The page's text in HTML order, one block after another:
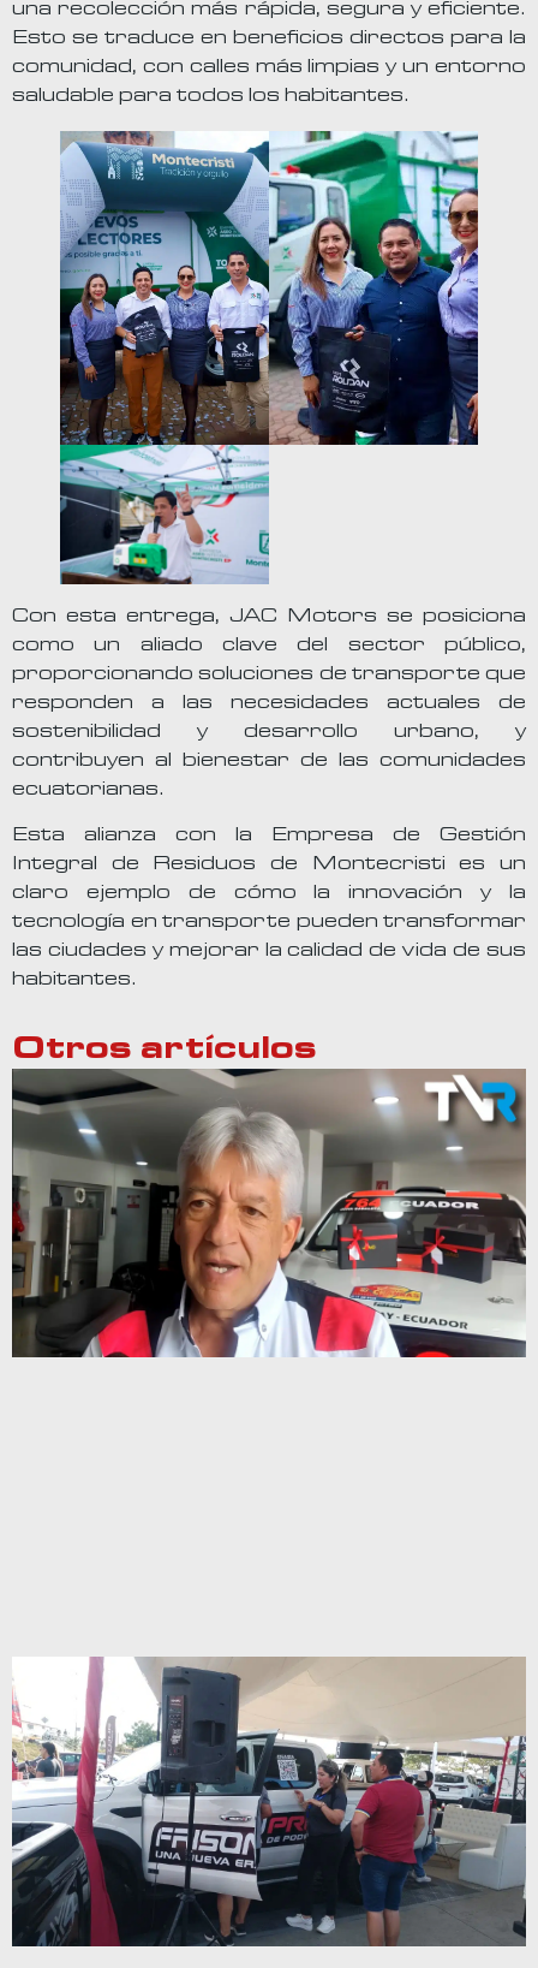
Otros artículos
una recolección más rápida, segura y eficiente.
Esto se traduce en beneficios directos para la
comunidad, con calles más limpias y un entorno
saludable para todos los habitantes.
Con esta entrega, JAC Motors se posiciona
como un aliado clave del sector público,
proporcionando soluciones de transporte que
responden a las necesidades actuales de
sostenibilidad y desarrollo urbano, y
contribuyen al bienestar de las comunidades
ecuatorianas.
Esta alianza con la Empresa de Gestión
Integral de Residuos de Montecristi es un
claro ejemplo de cómo la innovación y la
tecnología en transporte pueden transformar
las ciudades y mejorar la calidad de vida de sus
habitantes.